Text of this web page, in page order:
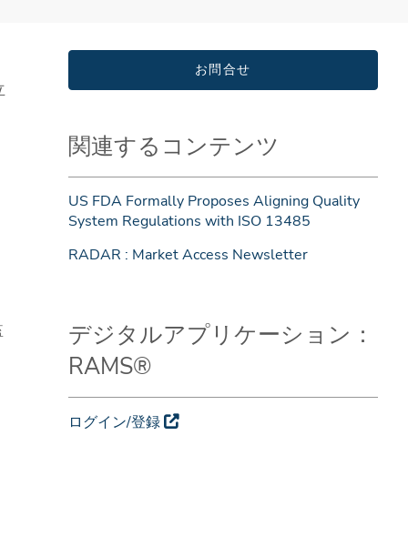
お問合せ
関連するコンテンツ
US FDA Formally Proposes Aligning Quality
System Regulations with ISO 13485
RADAR : Market Access Newsletter
デジタルアプリケーション：
RAMS®
ログイン/登録